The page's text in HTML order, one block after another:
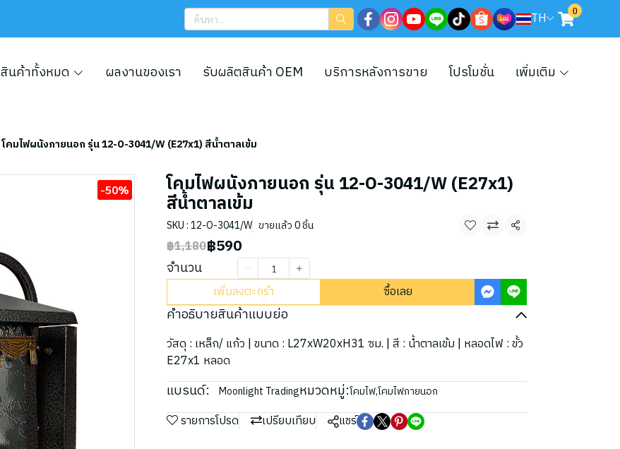
TH 0
สินค้าทั้งหมด ผลงานของเรา รับผลิตสินค้า OEM บริการหลังการขาย โปรโมชั่น เพิ่มเติม
โคมไฟผนังภายนอก รุ่น 12-O-3041/W (E27x1) สีน้ำตาลเข้ม
-50% โคมไฟผนังภายนอก รุ่น 12-O-3041/W (E27x1)
สีน้ำตาลเข้ม
SKU : 12-O-3041/W ขายแล้ว 0 ชิ้น
แชร์
฿1,180฿590
จำนวน
เพิ่มลงตะกร้า ซื้อเลย
คำอธิบายสินค้าแบบย่อ
วัสดุ : เหล็ก/ แก้ว | ขนาด : L27xW20xH31 ซม. | สี : น้ำตาลเข้ม | หลอดไฟ : ขั้ว
E27x1 หลอด
แบรนด์: Moonlight Tradingหมวดหมู่:โคมไฟ,โคมไฟภายนอก
รายการโปรด เปรียบเทียบ แชร์